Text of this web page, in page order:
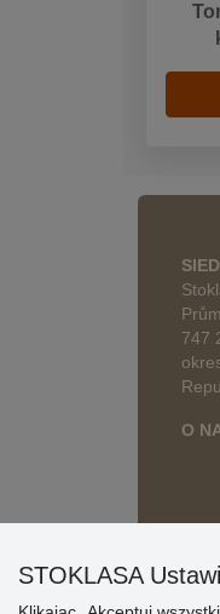
747
O
STOKLASA